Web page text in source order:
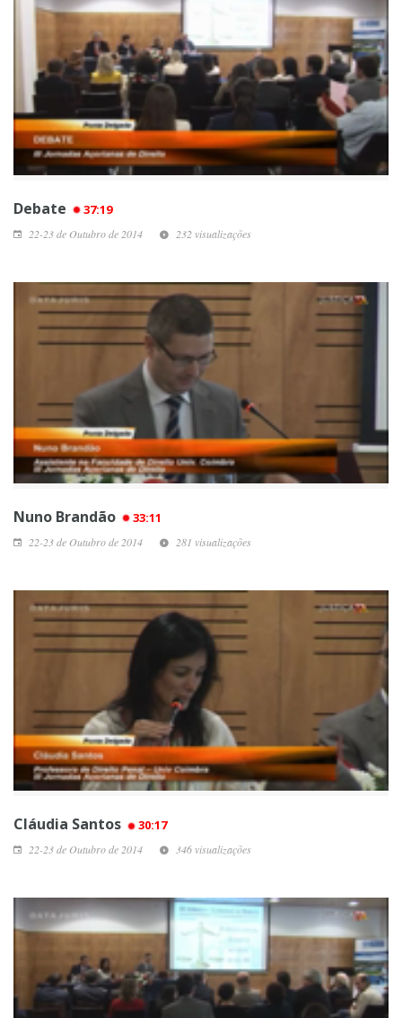
Debate 37:19
22-23 de Outubro de 2014 232 visualizações
Nuno Brandão 33:11
22-23 de Outubro de 2014 281 visualizações
Cláudia Santos 30:17
22-23 de Outubro de 2014 346 visualizações